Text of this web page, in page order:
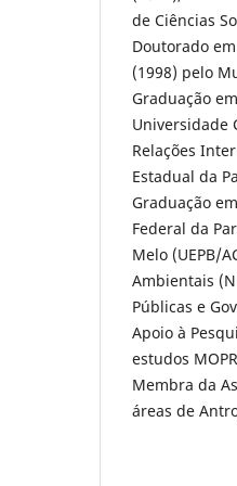
de Ciências
Doutorado
(1998) pelo
Graduação
Universidade
Relações
Estadual da
Graduação
Federal da
Melo (UEPB/
Ambientais
Públicas e
Apoio à
estudos
Membra da
áreas de